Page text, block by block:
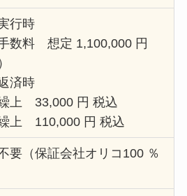
行時
数料 想定 1,100,000 円
済時
上 33,000 円 税込
上 110,000 円 税込
要（保証会社オリコ100 ％